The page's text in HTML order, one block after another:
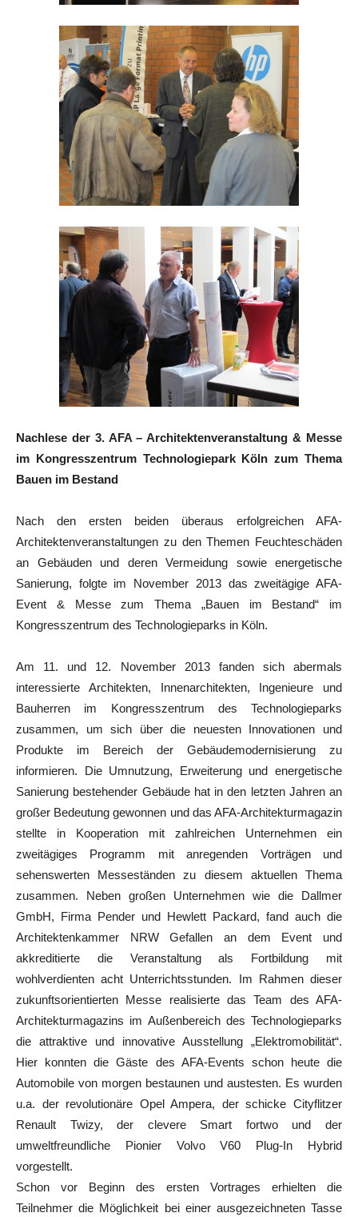
Nachlese der 3. AFA – Architektenveranstaltung & Messe
im Kongresszentrum Technologiepark Köln zum Thema
Bauen im Bestand
Nach den ersten beiden überaus erfolgreichen AFA-
Architektenveranstaltungen zu den Themen Feuchteschäden
an Gebäuden und deren Vermeidung sowie energetische
Sanierung, folgte im November 2013 das zweitägige AFA-
Event & Messe zum Thema „Bauen im Bestand“ im
Kongresszentrum des Technologieparks in Köln.
Am 11. und 12. November 2013 fanden sich abermals
interessierte Architekten, Innenarchitekten, Ingenieure und
Bauherren im Kongresszentrum des Technologieparks
zusammen, um sich über die neuesten Innovationen und
Produkte im Bereich der Gebäudemodernisierung zu
informieren. Die Umnutzung, Erweiterung und energetische
Sanierung bestehender Gebäude hat in den letzten Jahren an
großer Bedeutung gewonnen und das AFA-Architekturmagazin
stellte in Kooperation mit zahlreichen Unternehmen ein
zweitägiges Programm mit anregenden Vorträgen und
sehenswerten Messeständen zu diesem aktuellen Thema
zusammen. Neben großen Unternehmen wie die Dallmer
GmbH, Firma Pender und Hewlett Packard, fand auch die
Architektenkammer NRW Gefallen an dem Event und
akkreditierte die Veranstaltung als Fortbildung mit
wohlverdienten acht Unterrichtsstunden. Im Rahmen dieser
zukunftsorientierten Messe realisierte das Team des AFA-
Architekturmagazins im Außenbereich des Technologieparks
die attraktive und innovative Ausstellung „Elektromobilität“.
Hier konnten die Gäste des AFA-Events schon heute die
Automobile von morgen bestaunen und austesten. Es wurden
u.a. der revolutionäre Opel Ampera, der schicke Cityflitzer
Renault Twizy, der clevere Smart fortwo und der
umweltfreundliche Pionier Volvo V60 Plug-In Hybrid
vorgestellt.
Schon vor Beginn des ersten Vortrages erhielten die
Teilnehmer die Möglichkeit bei einer ausgezeichneten Tasse